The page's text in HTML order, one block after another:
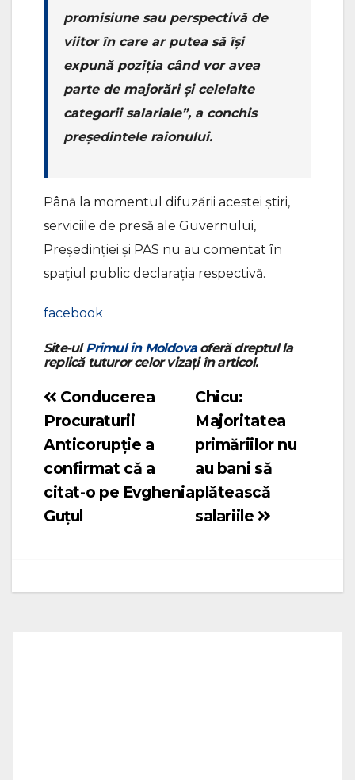
promisiune sau perspectivă de
viitor în care ar putea să își
expună poziția când vor avea
parte de majorări și celelalte
categorii salariale”, a conchis
președintele raionului.
Până la momentul difuzării acestei știri,
serviciile de presă ale Guvernului,
Președinției și PAS nu au comentat în
spațiul public declarația respectivă.
facebook
Site-ulPrimul in Moldovaoferă dreptul la
replică tuturor celor vizați în articol.
Navigare
în
articole
Chicu:
Majoritatea
primăriilor nu
au bani să
plătească
salariile
Conducerea
Procuraturii
Anticorupție a
confirmat că a
citat-o pe Evghenia
Guțul